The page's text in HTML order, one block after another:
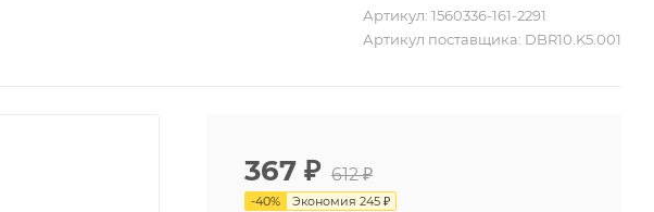
Артикул: 1560336-161-2291
Артикул поставщика: DBR10.K5.001
367 ₽ 612 ₽
-40% Экономия 245 ₽